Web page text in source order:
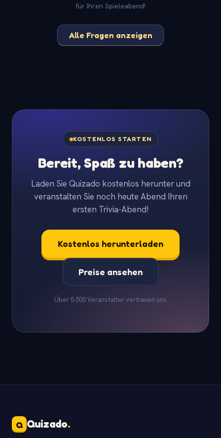
für Ihren Spieleabend!
Alle Fragen anzeigen
KOSTENLOS STARTEN
Bereit, Spaß zu haben?
Laden Sie Quizado kostenlos herunter und
veranstalten Sie noch heute Abend Ihren
ersten Trivia-Abend!
Kostenlos herunterladen
Preise ansehen
Über 5.000 Veranstalter vertrauen uns
Q Quizado.